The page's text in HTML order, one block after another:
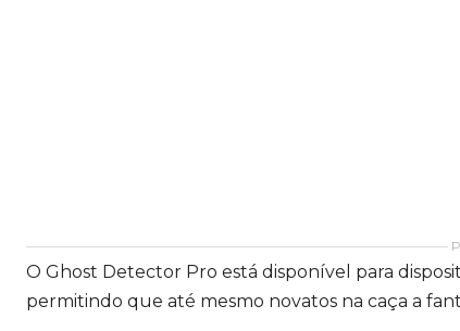
O Ghost Detector Pro está disponível para
permitindo que até mesmo novatos na caça a